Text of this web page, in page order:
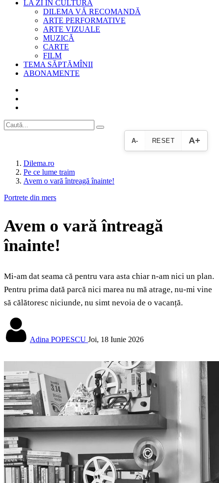
LA ZI ÎN CULTURĂ
DILEMA VĂ RECOMANDĂ
ARTE PERFORMATIVE
ARTE VIZUALE
MUZICĂ
CARTE
FILM
TEMA SĂPTĂMÎNII
ABONAMENTE
A- RESET A+
Dilema.ro
Pe ce lume traim
Avem o vară întreagă înainte!
Portrete din mers
Avem o vară întreagă
înainte!
Mi-am dat seama că pentru vara asta chiar n-am nici un plan.
Pentru prima dată parcă nici marea nu mă atrage, nu-mi vine
să călătoresc niciunde, nu simt nevoia de o vacanță.
Adina POPESCU Joi, 18 Iunie 2026